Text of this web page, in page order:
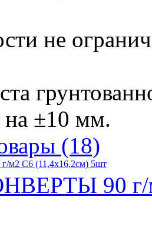
не
на ±10 мм.
(18)
90 г/